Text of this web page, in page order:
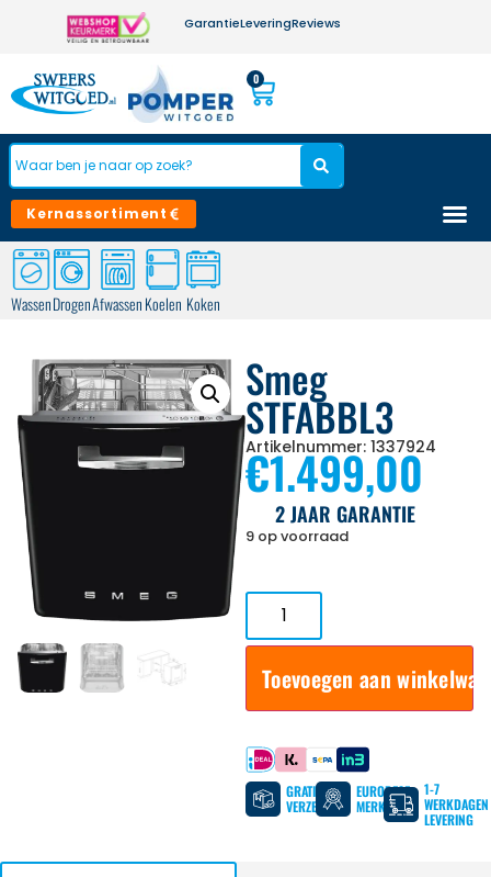
GarantieLeveringReviews
0
Kernassortiment
WassenDrogenAfwassenKoelen Koken
Smeg
STFABBL3
Artikelnummer: 1337924
€1.499,00
2 JAAR GARANTIE
9 op voorraad
Toevoegen aan
Betaal met
GRATIS
VERZENDING
EUROPESE
MERKEN
1-7
WERKDAGEN
LEVERING